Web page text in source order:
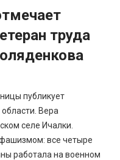
труда
публикует
Вера
селе Ичалки.
все четыре
работала на военном